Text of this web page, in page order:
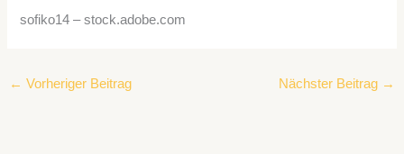
sofiko14 – stock.adobe.com
← Vorheriger Beitrag Nächster Beitrag →